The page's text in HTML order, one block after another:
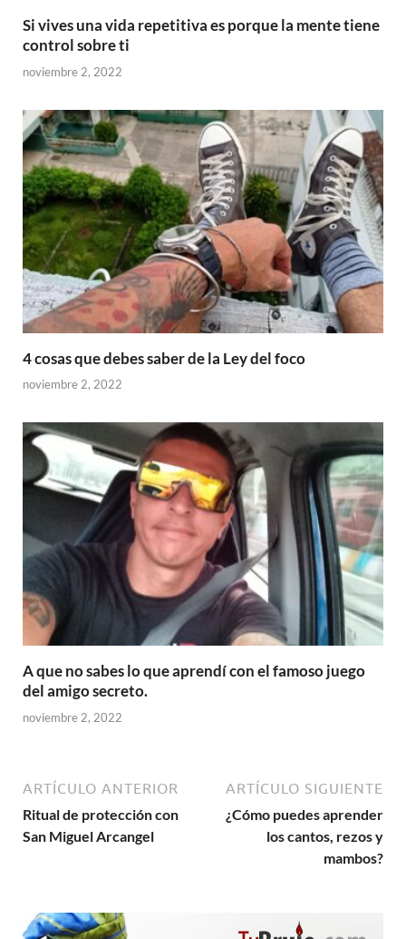
Si vives una vida repetitiva es porque la mente tiene
control sobre ti
noviembre 2, 2022
4 cosas que debes saber de la Ley del foco
noviembre 2, 2022
A que no sabes lo que aprendí con el famoso juego
del amigo secreto.
noviembre 2, 2022
ARTÍCULO ANTERIOR
Ritual de protección con
San Miguel Arcangel
ARTÍCULO SIGUIENTE
¿Cómo puedes aprender
los cantos, rezos y
mambos?